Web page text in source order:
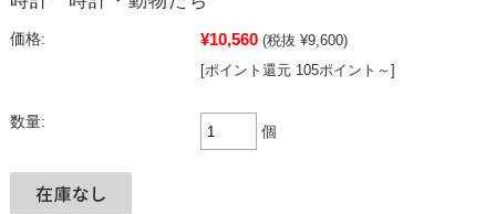
価格: ¥10,560 (税抜 ¥9,600)
[ポイント還元 105ポイント～]
数量:
個